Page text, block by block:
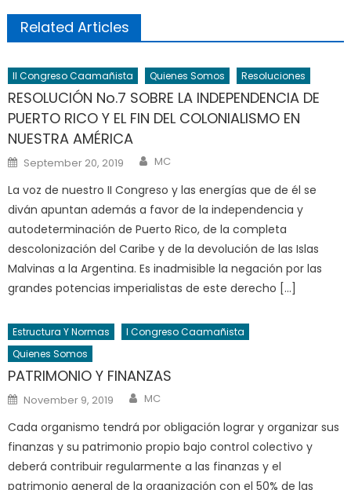
Related Articles
II Congreso Caamañista Quienes Somos Resoluciones
RESOLUCIÓN No.7 SOBRE LA INDEPENDENCIA DE
PUERTO RICO Y EL FIN DEL COLONIALISMO EN
NUESTRA AMÉRICA
Posted
on
September 20, 2019 Author
MC
La voz de nuestro II Congreso y las energías que de él se
diván apuntan además a favor de la independencia y
autodeterminación de Puerto Rico, de la completa
descolonización del Caribe y de la devolución de las Islas
Malvinas a la Argentina. Es inadmisible la negación por las
grandes potencias imperialistas de este derecho […]
Estructura Y Normas
I Congreso Caamañista
Quienes Somos
PATRIMONIO Y FINANZAS
Posted
on
November 9, 2019 Author
MC
Cada organismo tendrá por obligación lograr y organizar sus
finanzas y su patrimonio propio bajo control colectivo y
deberá contribuir regularmente a las finanzas y el
patrimonio general de la organización con el 50% de las